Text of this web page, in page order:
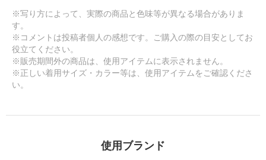
※写り方によって、実際の商品と色味等が異なる場合がありま
す。
※コメントは投稿者個人の感想です。ご購入の際の目安としてお
役立てください。
※販売期間外の商品は、使用アイテムに表示されません。
※正しい着用サイズ・カラー等は、使用アイテムをご確認くださ
い。
使用ブランド